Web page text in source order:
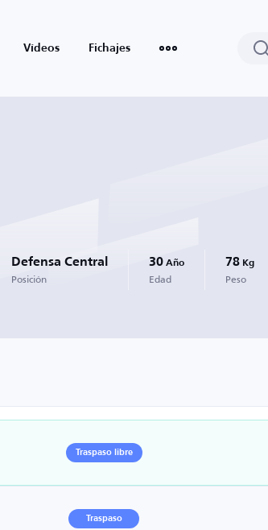
Vídeos Fichajes
Defensa Central
Posición
30 Año
Edad
78 Kg
Peso
Traspaso libre
Traspaso